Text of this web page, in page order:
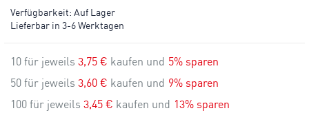
Verfügbarkeit: Auf Lager
Lieferbar in 3-6 Werktagen
10 für jeweils 3,75 € kaufen und 5% sparen
50 für jeweils 3,60 € kaufen und 9% sparen
100 für jeweils 3,45 € kaufen und 13% sparen